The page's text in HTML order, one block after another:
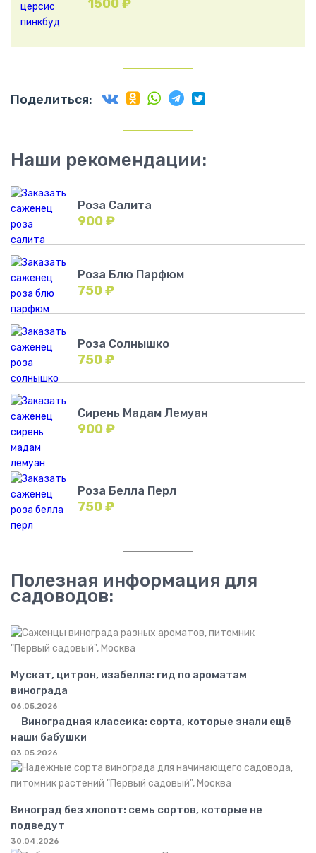
1500 ₽
Поделиться:
Наши рекомендации:
Роза Салита
900₽
Роза Блю Парфюм
750₽
Роза Солнышко
750₽
Сирень Мадам Лемуан
900₽
Роза Белла Перл
750₽
Полезная информация для
садоводов:
Мускат, цитрон, изабелла: гид по ароматам
винограда
06.05.2026
Виноградная классика: сорта, которые знали ещё
наши бабушки
03.05.2026
Виноград без хлопот: семь сортов, которые не
подведут
30.04.2026